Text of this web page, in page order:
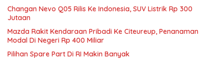
Changan Nevo Q05 Rilis Ke Indonesia, SUV Listrik Rp 300
Jutaan
Mazda Rakit Kendaraan Pribadi Ke Citeureup, Penanaman
Modal Di Negeri Rp 400 Miliar
Pilihan Spare Part Di RI Makin Banyak